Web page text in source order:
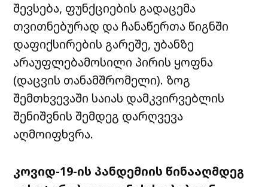
შევსება, ფუნქციების გადაცემა
თვითნებურად და ჩანაწერთა წიგნში
დაფიქსირების გარეშე, უბანზე
არაუფლებამოსილი პირის ყოფნა
(დაცვის თანამშრომელი). ზოგ
შემთხვევაში საიას დამკვირვებლის
შენიშვნის შემდეგ დარღვევა
აღმოიფხვრა.
კოვიდ-19-ის პანდემიის წინააღმდეგ